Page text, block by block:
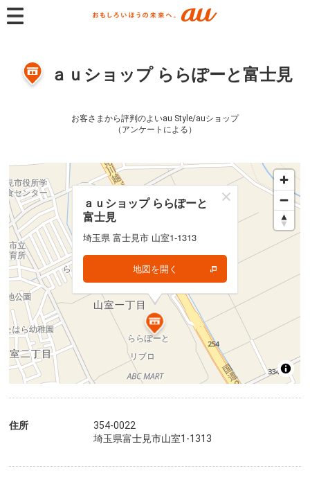
ａｕショップ ららぽーと富士見
お客さまから評判のよいau Style/auショップ
（アンケートによる）
ａｕショップ ららぽーと
富士見
埼玉県 富士見市 山室1-1313
地図を開く
ａｕショップ ららぽーと
富士見
埼玉県 富士見市 山室1-1313
地図を開く
住所
354-0022
埼玉県富士見市山室1-1313